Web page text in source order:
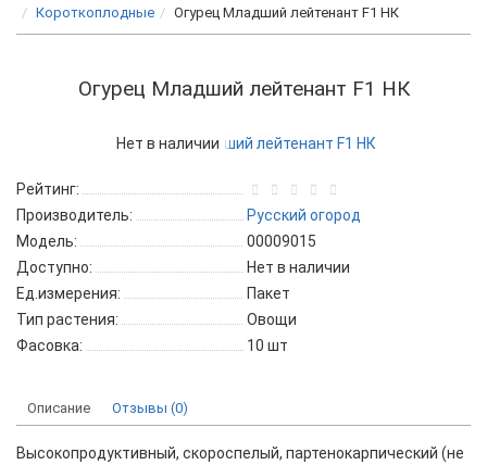
Короткоплодные Огурец Младший лейтенант F1 НК
Огурец Младший лейтенант F1 НК
Нет в наличии
Рейтинг:
Производитель:
Русский огород
Модель:
00009015
Доступно:
Нет в наличии
Ед.измерения:
Пакет
Тип растения:
Овощи
Фасовка:
10 шт
Описание Отзывы (0)
Высокопродуктивный, скороспелый, партенокарпический (не